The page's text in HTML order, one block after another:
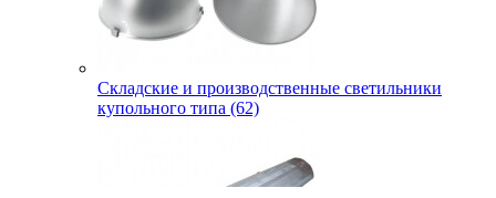
Складские и производственные светильники
купольного типа (62)